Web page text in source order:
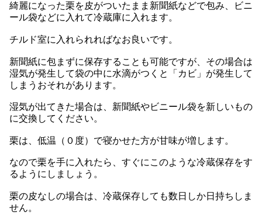
綺麗になった栗を皮がついたまま新聞紙などで包み、ビニ
ール袋などに入れて冷蔵庫に入れます。
チルド室に入れられればなお良いです。
新聞紙に包まずに保存することも可能ですが、その場合は
湿気が発生して袋の中に水滴がつくと「カビ」が発生して
しまうおそれがあります。
湿気が出てきた場合は、新聞紙やビニール袋を新しいもの
に交換してください。
栗は、低温（０度）で寝かせた方が甘味が増します。
なので栗を手に入れたら、すぐにこのような冷蔵保存をす
るようにしましょう。
栗の皮なしの場合は、冷蔵保存しても数日しか日持ちしま
せん。